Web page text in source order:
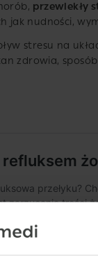
przewlekły
jak nudności,
stresu na
zdrowia,